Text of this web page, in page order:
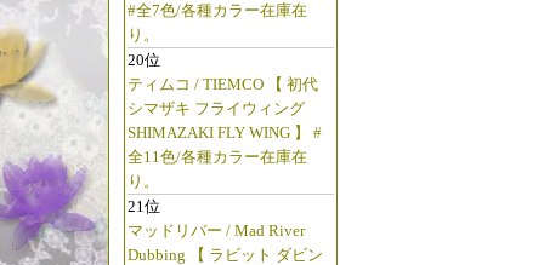
#全7色/各種カラー在庫在
り。
20位
ティムコ / TIEMCO 【 初代
シマザキ フライウィング
SHIMAZAKI FLY WING 】 #
全11色/各種カラー在庫在
り。
21位
マッドリバー / Mad River
Dubbing 【 ラビット ダビン